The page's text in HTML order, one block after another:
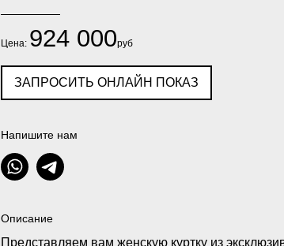
Цена: 924 000руб
ЗАПРОСИТЬ ОНЛАЙН ПОКАЗ
Напишите нам
Описание
Представляем вам женскую куртку из